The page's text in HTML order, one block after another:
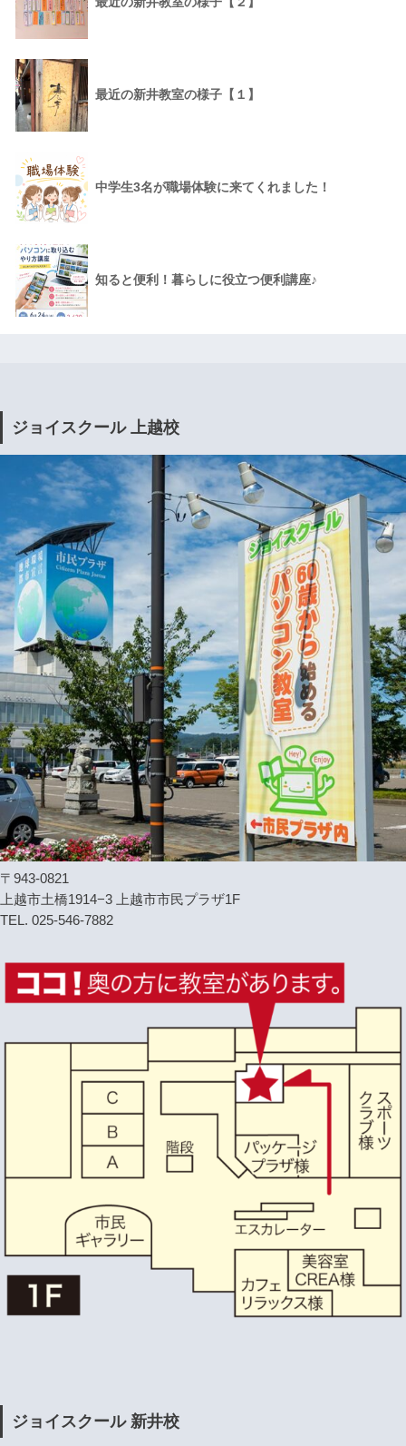
最近の新井教室の様子【１】
中学生3名が職場体験に来てくれました！
知ると便利！暮らしに役立つ便利講座♪
ジョイスクール 上越校
〒943-0821
上越市土橋1914−3 上越市市民プラザ1F
TEL. 025-546-7882
ジョイスクール 新井校